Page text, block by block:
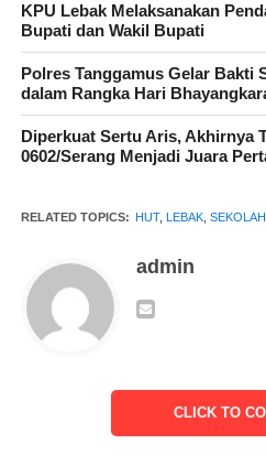
kesempatan untuk dapat
juga mendapat kesempatan
banyak,” ungkap Alfian.
Masih kata Alfian, turnamen
muda yang selama ini dilatih di
Kabupaten Lebak.
KPU Lebak Melaksanakan
Bupati dan Wakil Bupati
Polres Tanggamus Gelar Bakti
dalam Rangka Hari
Diperkuat Sertu Aris, Akhirnya
0602/Serang Menjadi Juara
RELATED TOPICS: HUT, LEBAK,
admin
CLICK TO